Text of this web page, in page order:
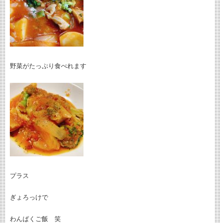
野菜がたっぷり食べれます
プラス
ぎょろっけで
わんぱくご飯 笑